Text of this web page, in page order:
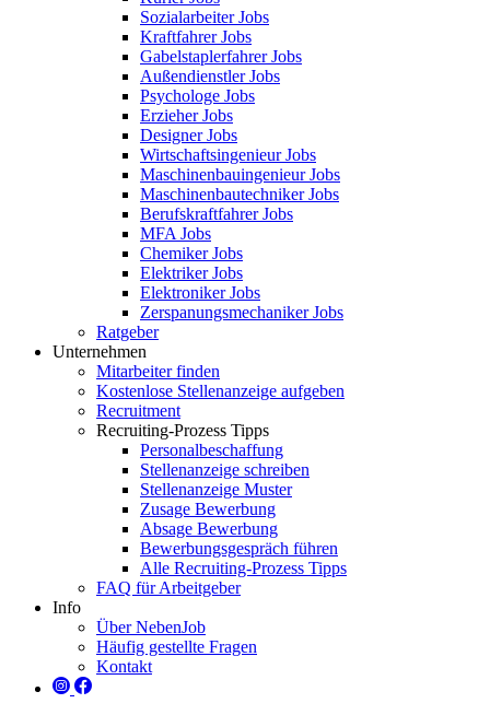
Sozialarbeiter Jobs
Kraftfahrer Jobs
Gabelstaplerfahrer Jobs
Außendienstler Jobs
Psychologe Jobs
Erzieher Jobs
Designer Jobs
Wirtschaftsingenieur Jobs
Maschinenbauingenieur Jobs
Maschinenbautechniker Jobs
Berufskraftfahrer Jobs
MFA Jobs
Chemiker Jobs
Elektriker Jobs
Elektroniker Jobs
Zerspanungsmechaniker Jobs
Ratgeber
Unternehmen
Mitarbeiter finden
Kostenlose Stellenanzeige aufgeben
Recruitment
Recruiting-Prozess Tipps
Personalbeschaffung
Stellenanzeige schreiben
Stellenanzeige Muster
Zusage Bewerbung
Absage Bewerbung
Bewerbungsgespräch führen
Alle Recruiting-Prozess Tipps
FAQ für Arbeitgeber
Info
Über NebenJob
Häufig gestellte Fragen
Kontakt